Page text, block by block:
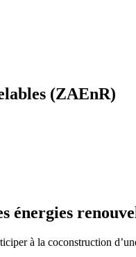
(ZAEnR)
énergies
à la coconstruction